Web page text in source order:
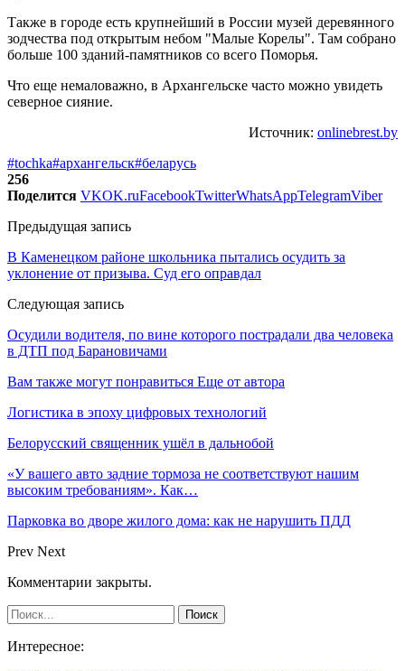
Также в городе есть крупнейший в России музей деревянного
зодчества под открытым небом "Малые Корелы". Там собрано
больше 100 зданий-памятников со всего Поморья.
Что еще немаловажно, в Архангельске часто можно увидеть
северное сияние.
Источник: onlinebrest.by
#tochka#архангельск#беларусь
256
Поделится VKOK.ruFacebookTwitterWhatsAppTelegramViber
Предыдущая запись
В Каменецком районе школьника пытались осудить за
уклонение от призыва. Суд его оправдал
Следующая запись
Осудили водителя, по вине которого пострадали два человека
в ДТП под Барановичами
Вам также могут понравиться Еще от автора
Логистика в эпоху цифровых технологий
Белорусский священник ушёл в дальнобой
«У вашего авто задние тормоза не соответствуют нашим
высоким требованиям». Как…
Парковка во дворе жилого дома: как не нарушить ПДД
Prev Next
Комментарии закрыты.
Интересное: